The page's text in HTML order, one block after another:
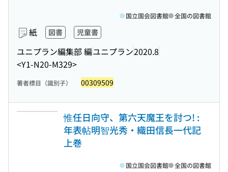
紙 図書 児童書
ユニプラン編集部 編ユニプラン2020.8
<Y1-N20-M329>
国立国会図書館 全国の図書館
著者標目（識別子） 00309509
惟任日向守、第六天魔王を討つ! :
年表帖明智光秀・織田信長一代記
上巻
国立国会図書館 全国の図書館